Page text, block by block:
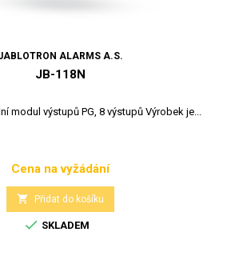
ALARMS A.S.
JB-118N
modul výstupů PG, 8 výstupů Výrobek je...
Cena
Cena na vyžádání
 Přidat do košíku
 SKLADEM